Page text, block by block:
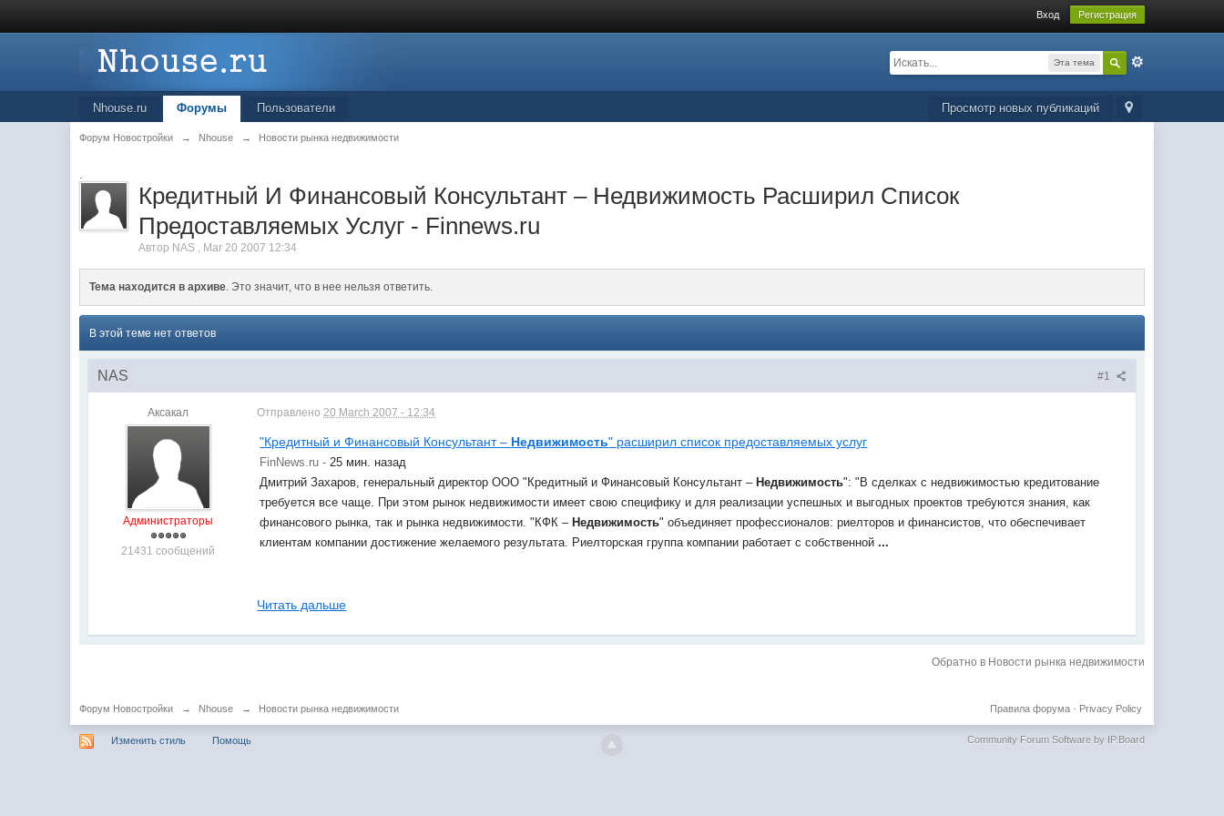
Вход Регистрация
Эта тема
Просмотр новых публикаций
Nhouse.ru Форумы Пользователи
Форум Новостройки → Nhouse → Новости рынка недвижимости
.
Кредитный И Финансовый Консультант – Недвижимость Расширил Список
Предоставляемых Услуг - Finnews.ru
Автор NAS , Mar 20 2007 12:34
Тема находится в архиве. Это значит, что в нее нельзя ответить.
В этой теме нет ответов
#1
NAS
Аксакал
Администраторы
21431 сообщений
Отправлено20 March 2007 - 12:34
"Кредитный и Финансовый Консультант – Недвижимость" расширил список предоставляемых услуг
FinNews.ru - 25 мин. назад
Дмитрий Захаров, генеральный директор ООО "Кредитный и Финансовый Консультант – Недвижимость": "В сделках с недвижимостью кредитование
требуется все чаще. При этом рынок недвижимости имеет свою специфику и для реализации успешных и выгодных проектов требуются знания, как
финансового рынка, так и рынка недвижимости. "КФК – Недвижимость" объединяет профессионалов: риелторов и финансистов, что обеспечивает
клиентам компании достижение желаемого результата. Риелторская группа компании работает с собственной...
Читать дальше
Обратно в Новости рынка недвижимости
Форум Новостройки → Nhouse → Новости рынка недвижимости Privacy Policy
Правила форума·
Изменить стиль Помощь Community Forum Software by IP.Board